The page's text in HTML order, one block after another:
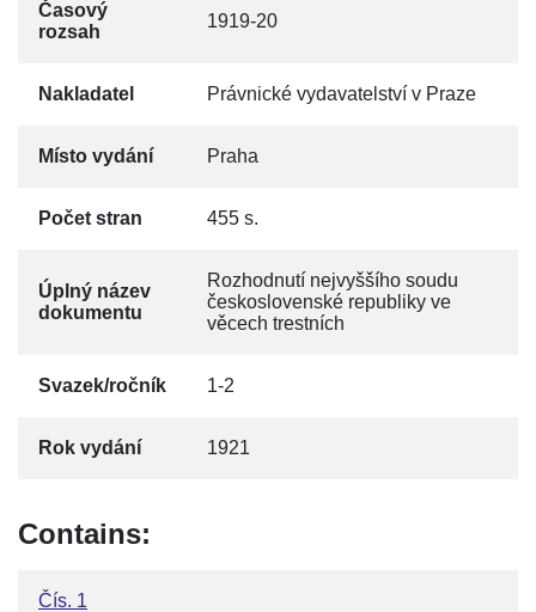
Časový
rozsah
1919-20
Nakladatel Právnické vydavatelství v Praze
Místo vydání Praha
Počet stran 455 s.
Úplný název
dokumentu
Rozhodnutí nejvyššího soudu
československé republiky ve
věcech trestních
Svazek/ročník 1-2
Rok vydání 1921
Contains:
Čís. 1